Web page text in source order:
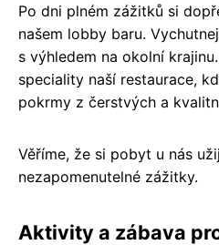
Po dni plném zážitků si
našem lobby baru.
s výhledem na okolní
speciality naší restaurace,
pokrmy z čerstvých a
Věříme, že si pobyt u nás
nezapomenutelné zážitky.
Aktivity a zábava